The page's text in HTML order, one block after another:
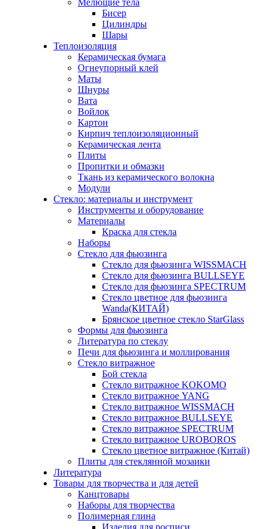
Мелющие тела
Бисер
Цилиндры
Шары
Теплоизоляция
Керамическая бумага
Огнеупорный клей
Маты
Шнуры
Вата
Войлок
Картон
Кирпич теплоизоляционный
Керамическая лента
Плиты
Пропитки и обмазки
Ткань из керамического волокна
Модули
Стекло: материалы и инструмент
Инструменты и оборудование
Материалы
Краска для стекла
Наборы
Стекло для фьюзинга
Стекло для фьюзинга WISSMACH
Стекло для фьюзинга BULLSEYE
Стекло для фьюзинга SPECTRUM
Стекло цветное для фьюзинга
Wanda(КИТАЙ)
Брянское цветное стекло StarGlass
Формы для фьюзинга
Литература по стеклу
Печи для фьюзинга и моллирования
Стекло витражное
Бой стекла
Стекло витражное KOKOMO
Стекло витражное YANG
Стекло витражное WISSMACH
Стекло витражное BULLSEYE
Стекло витражное SPECTRUM
Стекло витражное UROBOROS
Стекло цветное витражное (Китай)
Плиты для стеклянной мозаики
Литература
Товары для творчества и для детей
Канцтовары
Наборы для творчества
Полимерная глина
Изделия для росписи